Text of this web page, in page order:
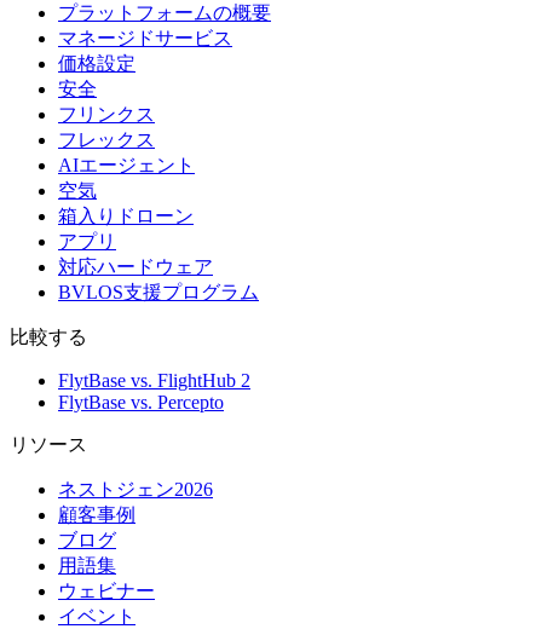
プラットフォームの概要
マネージドサービス
価格設定
安全
フリンクス
フレックス
AIエージェント
空気
箱入りドローン
アプリ
対応ハードウェア
BVLOS支援プログラム
比較する
FlytBase vs. FlightHub 2
FlytBase vs. Percepto
リソース
ネストジェン2026
顧客事例
ブログ
用語集
ウェビナー
イベント